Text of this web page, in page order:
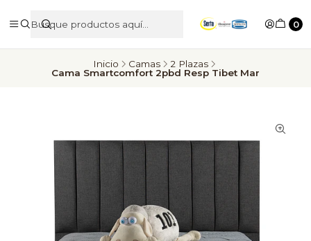
0
Inicio Camas
2 Plazas
Cama Smartcomfort 2pbd Resp Tibet Mar